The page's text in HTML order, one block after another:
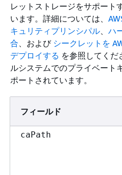
レットストレージをサポート
います。詳細については、
キュリティプリンシパル
ハ
合 、および シークレットを
デプロイする を参照してくだ
ルシステムでのプライベート
ポートされています。
フィールド
caPath